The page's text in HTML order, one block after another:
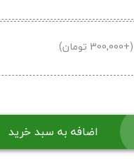
اضافه به سبد خرید